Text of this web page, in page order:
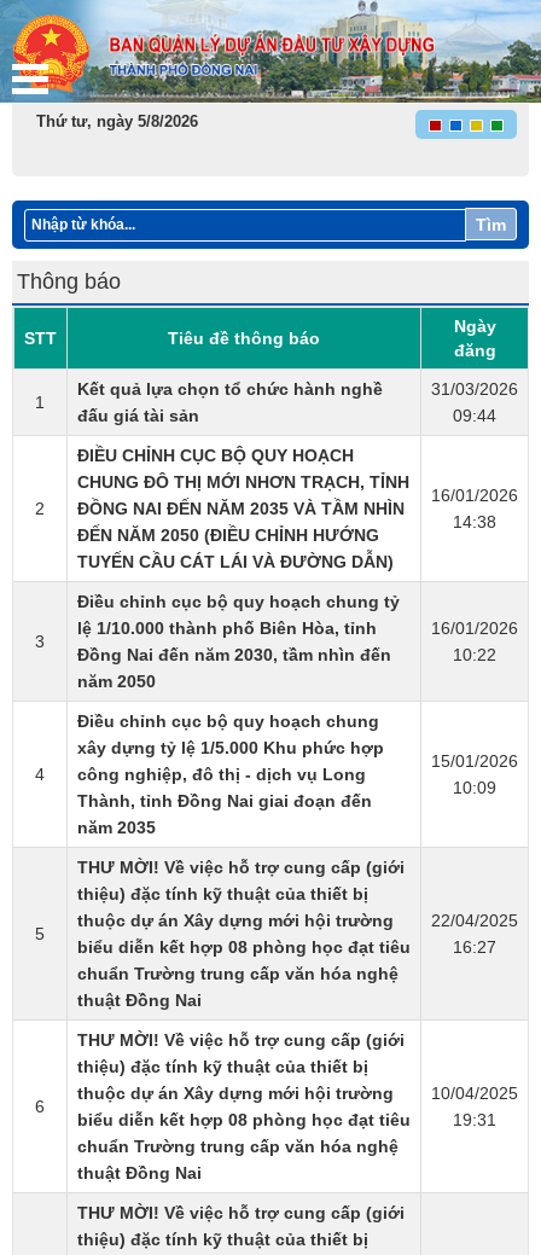
Thứ tư, ngày 5/8/2026
Tìm
Thông báo
STT Tiêu đề thông báo
Ngày
đăng
1
Kết quả lựa chọn tổ chức hành nghề
đấu giá tài sản​
31/03/2026
09:44
2
ĐIỀU CHỈNH CỤC BỘ QUY HOẠCH
CHUNG ĐÔ THỊ MỚI NHƠN TRẠCH, TỈNH
ĐỒNG NAI ĐẾN NĂM 2035 VÀ TẦM NHÌN
ĐẾN NĂM 2050 (ĐIỀU CHỈNH HƯỚNG
TUYẾN CẦU CÁT LÁI VÀ ĐƯỜNG DẪN)
16/01/2026
14:38
3
Điều chỉnh cục bộ quy hoạch chung tỷ
lệ 1/10.000 thành phố Biên Hòa, tỉnh
Đồng Nai đến năm 2030, tầm nhìn đến
năm 2050
16/01/2026
10:22
4
Điều chỉnh cục bộ quy hoạch chung
xây dựng tỷ lệ 1/5.000 Khu phức hợp
công nghiệp, đô thị - dịch vụ Long
Thành, tỉnh Đồng Nai giai đoạn đến
năm 2035
15/01/2026
10:09
5
​THƯ MỜI! Về việc hỗ trợ cung cấp (giới
thiệu) đặc tính kỹ thuật của thiết bị
thuộc dự án Xây dựng mới hội trường
biểu diễn kết hợp 08 phòng học đạt tiêu
chuẩn Trường trung cấp văn hóa nghệ
thuật Đồng Nai
22/04/2025
16:27
6
​THƯ MỜI! Về việc hỗ trợ cung cấp (giới
thiệu) đặc tính kỹ thuật của thiết bị
thuộc dự án Xây dựng mới hội trường
biểu diễn kết hợp 08 phòng học đạt tiêu
chuẩn Trường trung cấp văn hóa nghệ
thuật Đồng Nai
10/04/2025
19:31
THƯ MỜI! Về việc hỗ trợ cung cấp (giới
thiệu) đặc tính kỹ thuật của thiết bị